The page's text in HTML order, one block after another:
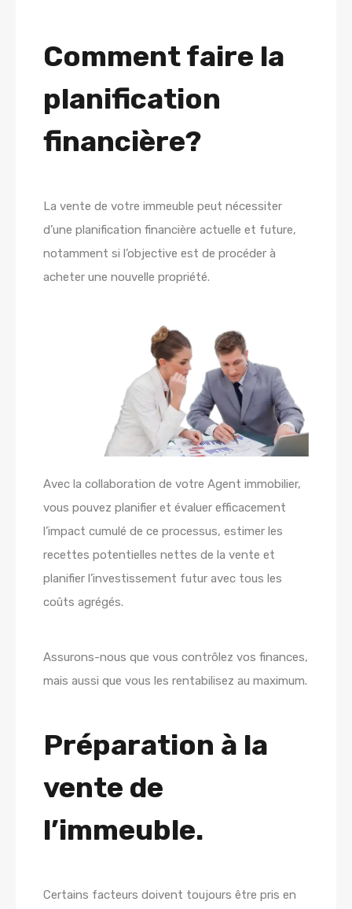
Comment faire la
planification
financière?
La vente de votre immeuble peut nécessiter
d’une planification financière actuelle et future,
notamment si l’objective est de procéder à
acheter une nouvelle propriété.
Avec la collaboration de votre Agent immobilier,
vous pouvez planifier et évaluer efficacement
l’impact cumulé de ce processus, estimer les
recettes potentielles nettes de la vente et
planifier l’investissement futur avec tous les
coûts agrégés.
Assurons-nous que vous contrôlez vos finances,
mais aussi que vous les rentabilisez au maximum.
Préparation à la
vente de
l’immeuble.
Certains facteurs doivent toujours être pris en